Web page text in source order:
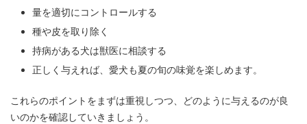
量を適切にコントロールする
種や皮を取り除く
持病がある犬は獣医に相談する
正しく与えれば、愛犬も夏の旬の味覚を楽しめます。
これらのポイントをまずは重視しつつ、どのように与えるのが良
いのかを確認していきましょう。